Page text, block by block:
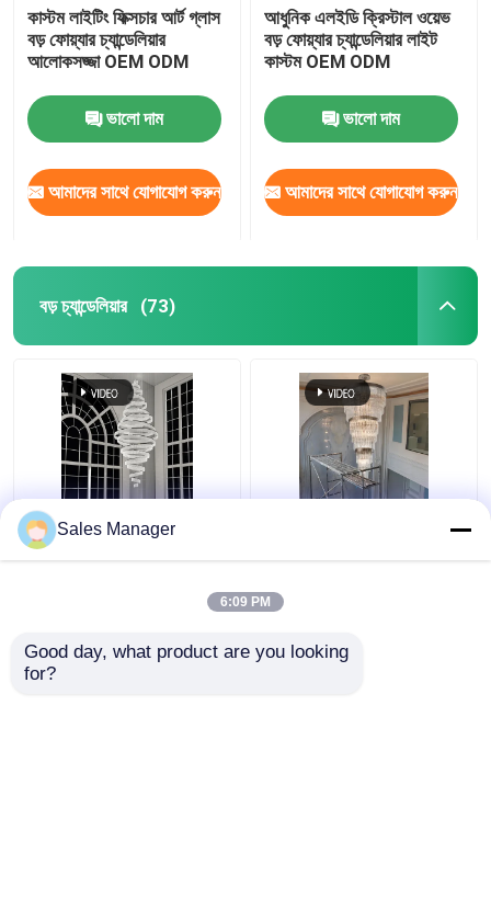
কাস্টম লাইটিং ফিক্সচার আর্ট গ্লাস
বড় ফোয়্যার চ্যান্ডেলিয়ার
আলোকসজ্জা OEM ODM
ভালো দাম
আমাদের সাথে যোগাযোগ করুন
আধুনিক এলইডি ক্রিস্টাল ওয়েভ
বড় ফোয়্যার চ্যান্ডেলিয়ার লাইট
কাস্টম OEM ODM
ভালো দাম
আমাদের সাথে যোগাযোগ করুন
বড় চ্যান্ডেলিয়ার (73)
ঘন চ্যাসি পোলিশিং ক্রিস্টাল বড়
চ্যান্ডেলিয়ার লাইট 25m2 ডাবল
স্টেপ হোটেল কাস্টম বিবাহের জন্য
Sales Manager
6:09 PM
Good day, what product are you looking
for?